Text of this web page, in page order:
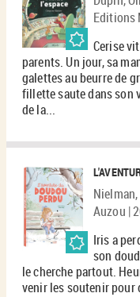
Editions
Cerise
parents. Un jour, sa
galettes au beurre de
fillette saute dans son
de la...
Auzou |
Iris a
son
le cherche partout.
venir les soutenir pour